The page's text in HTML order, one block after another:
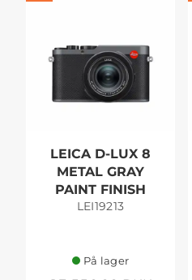
LEICA D-LUX 8
METAL GRAY
PAINT FINISH
LEI19213
På lager